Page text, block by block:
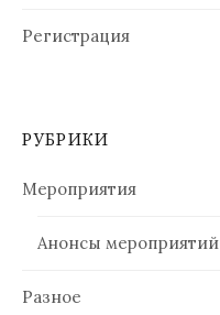
Регистрация
РУБРИКИ
Мероприятия
Анонсы мероприятий
Разное